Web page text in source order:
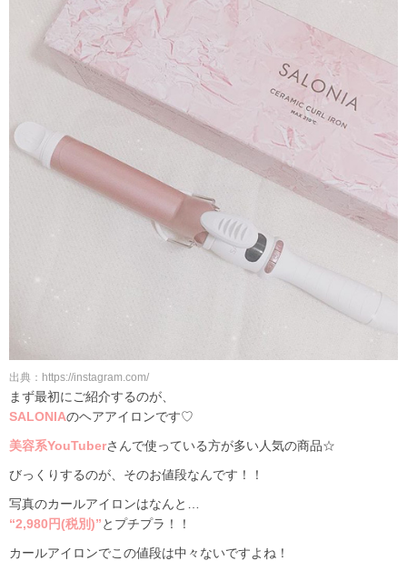
出典：https://instagram.com/
まず最初にご紹介するのが、
SALONIAのヘアアイロンです♡
美容系YouTuberさんで使っている方が多い人気の商品☆
びっくりするのが、そのお値段なんです！！
写真のカールアイロンはなんと…
“2,980円(税別)”とプチプラ！！
カールアイロンでこの値段は中々ないですよね！